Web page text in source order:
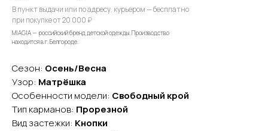
В пункт выдачи или по адресу, курьером — бесплатно
при покупке от 20 000 ₽
MIAGIA — российский бренд детской одежды. Производство
находится в г. Белгороде.
Сезон: Осень/Весна
Узор: Матрёшка
Особенности модели: Свободный крой
Тип карманов: Прорезной
Вид застежки: Кнопки